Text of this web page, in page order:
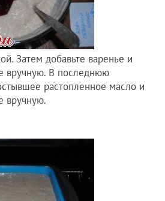
Затем добавьте варенье и
вручную. В последнюю
растопленн­ое масло и
вручную.